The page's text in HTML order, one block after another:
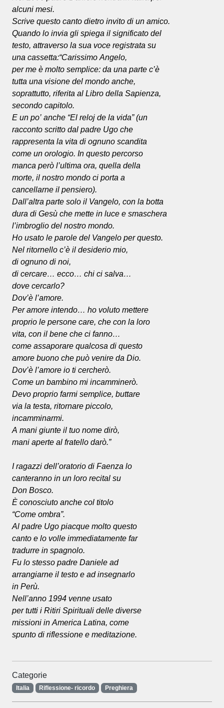
alcuni mesi.
Scrive questo canto dietro invito di un amico.
Quando lo invia gli spiega il significato del
testo, attraverso la sua voce registrata su
una cassetta:“Carissimo Angelo,
per me è molto semplice: da una parte c’è
tutta una visione del mondo anche,
soprattutto, riferita al Libro della Sapienza,
secondo capitolo.
E un po’ anche “El reloj de la vida” (un
racconto scritto dal padre Ugo che
rappresenta la vita di ognuno scandita
come un orologio. In questo percorso
manca però l’ultima ora, quella della
morte, il nostro mondo ci porta a
cancellarne il pensiero).
Dall’altra parte solo il Vangelo, con la botta
dura di Gesù che mette in luce e smaschera
l’imbroglio del nostro mondo.
Ho usato le parole del Vangelo per questo.
Nel ritornello c’è il desiderio mio,
di ognuno di noi,
di cercare… ecco… chi ci salva…
dove cercarlo?
Dov’è l’amore.
Per amore intendo… ho voluto mettere
proprio le persone care, che con la loro
vita, con il bene che ci fanno…
come assaporare qualcosa di questo
amore buono che può venire da Dio.
Dov’è l’amore io ti cercherò.
Come un bambino mi incamminerò.
Devo proprio farmi semplice, buttare
via la testa, ritornare piccolo,
incamminarmi.
A mani giunte il tuo nome dirò,
mani aperte al fratello darò.”
I ragazzi dell’oratorio di Faenza lo
canteranno in un loro recital su
Don Bosco.
È conosciuto anche col titolo
“Come ombra”.
Al padre Ugo piacque molto questo
canto e lo volle immediatamente far
tradurre in spagnolo.
Fu lo stesso padre Daniele ad
arrangiarne il testo e ad insegnarlo
in Perù.
Nell’anno 1994 venne usato
per tutti i Ritiri Spirituali delle diverse
missioni in America Latina, come
spunto di riflessione e meditazione.
Categorie
Italia Riflessione- ricordo Preghiera